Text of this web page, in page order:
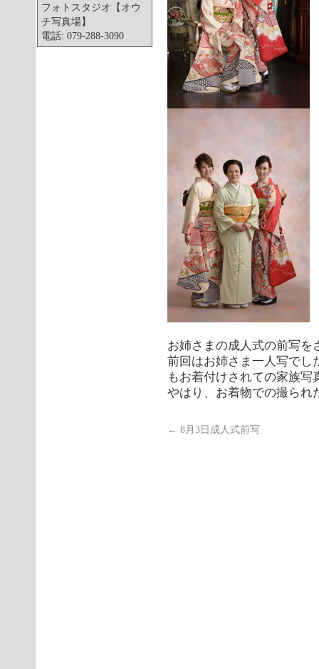
フォトスタジオ【オウ
チ写真場】
電話: 079-288-3090
お姉さまの成人式の前写を
前回はお姉さま一人写でし
もお着付けされての家族写
やはり、お着物での撮られ
← 8月3日成人式前写